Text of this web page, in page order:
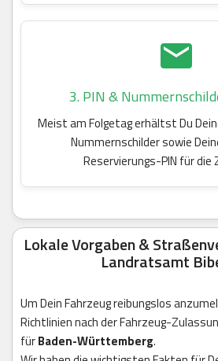
3. PIN &
Meist am Folgetag erhältst Du
Nummernschilder sowie
Reservierungs-PIN für die
Lokale Vorgaben &
Landratsamt
Um Dein Fahrzeug reibungslos
Richtlinien nach der Fahrzeug-
fürBaden-Württemberg.